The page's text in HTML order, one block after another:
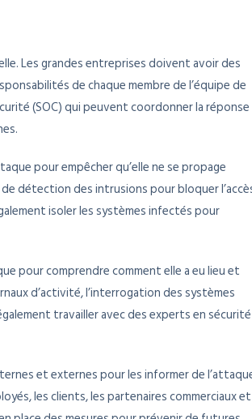
Les grandes entreprises doivent avoir des
de chaque membre de l’équipe de
(SOC) qui peuvent coordonner la réponse
pour empêcher qu’elle ne se propage
détection des intrusions pour bloquer
isoler les systèmes infectés pour
pour comprendre comment elle a eu lieu et
d’activité, l’interrogation des systèmes
travailler avec des experts en sécurité
et externes pour les informer de
les clients, les partenaires commerciaux et